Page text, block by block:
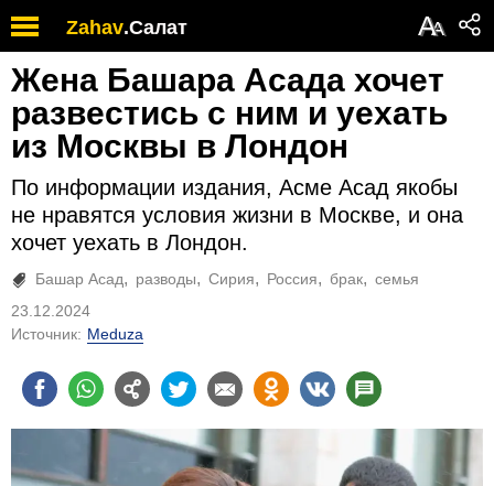
Zahav.Салат АА
Жена Башара Асада хочет
развестись с ним и уехать
из Москвы в Лондон
По информации издания, Асме Асад якобы
не нравятся условия жизни в Москве, и она
хочет уехать в Лондон.
Башар Асад разводы Сирия Россия брак
семья
23.12.2024
Источник: Meduza